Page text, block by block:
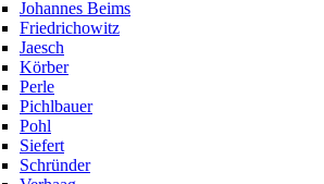
Johannes Beims
Friedrichowitz
Jaesch
Körber
Perle
Pichlbauer
Pohl
Siefert
Schründer